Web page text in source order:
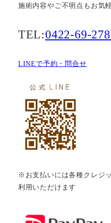
施術内容やご不明点もお気
TEL:0422-69-
LINEで予約・問合せ
※お支払いには各種クレジ
利用いただけます